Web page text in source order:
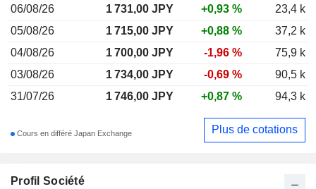
Profil Société
06/08/26
1 731,00 JPY +0,93 %
23,4 k
05/08/26
1 715,00 JPY +0,88 %
37,2 k
04/08/26
1 700,00 JPY -1,96 %
75,9 k
03/08/26
1 734,00 JPY -0,69 %
90,5 k
31/07/26
1 746,00 JPY +0,87 % 94,3 k
Cours en différé Japan Exchange Plus de cotations